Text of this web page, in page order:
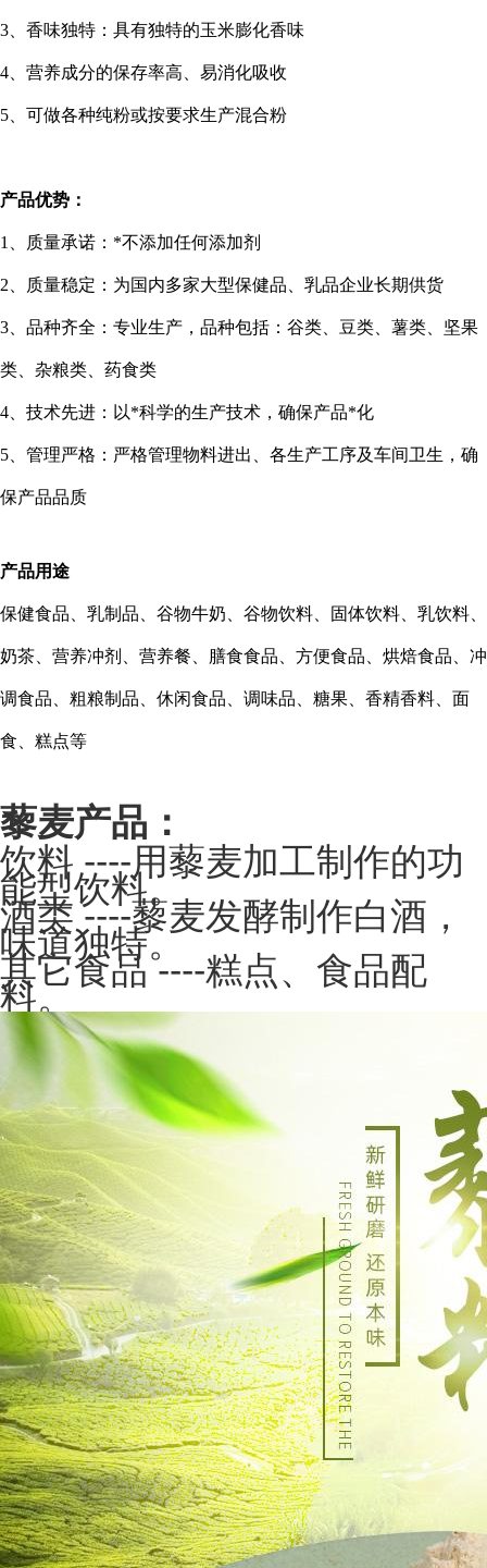
3 、香味独特：具有独特的玉米膨化香味
4 、营养成分的保存率高、易消化吸收
5 、可做各种纯粉或按要求生产混合粉
产品优势：
1 、质量承诺：*不添加任何添加剂
2 、质量稳定：为国内多家大型保健品、乳品企业长期供货
3 、品种齐全：专业生产，品种包括：谷类、豆类、薯类、坚果
类、杂粮类、药食类
4 、技术先进：以*科学的生产技术，确保产品*化
5 、管理严格：严格管理物料进出、各生产工序及车间卫生，确
保产品品质
产品用途
保健食品、乳制品、谷物牛奶、谷物饮料、固体饮料、乳饮料、
奶茶、营养冲剂、营养餐、膳食食品、方便食品、烘焙食品、冲
调食品、粗粮制品、休闲食品、调味品、糖果、香精香料、面
食、糕点等
藜麦产品：
饮料----用藜麦加工制作的功
能型饮料。
酒类----藜麦发酵制作白酒，
味道独特。
其它食品----糕点、食品配
料。